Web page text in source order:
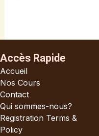
Accès Rapide
Accueil
Nos Cours
Contact
Qui sommes-nous?
Registration Terms &
Policy